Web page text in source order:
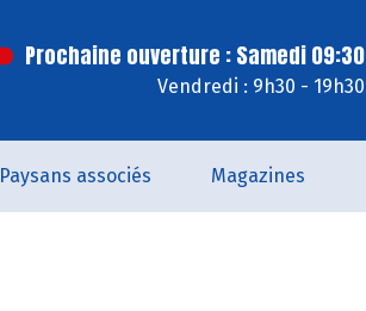
Prochaine ouverture : Samedi 09:30
Vendredi : 9h30 - 19h30
Paysans associés Magazines